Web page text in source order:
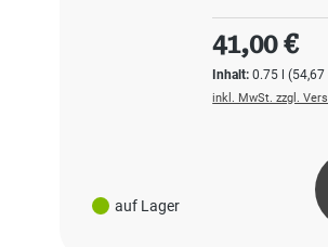
auf Lager
Inhalt:0.75 l
Regulärer
41,00 €
inkl. MwSt. zzgl.